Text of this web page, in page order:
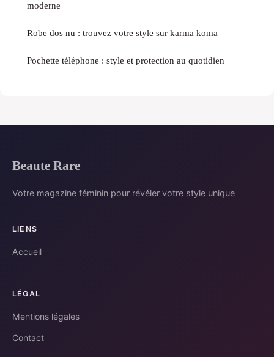
moderne
Robe dos nu : trouvez votre style sur karma koma
Pochette téléphone : style et protection au quotidien
Beaute Rare
Votre magazine féminin pour révéler votre style unique
LIENS
Accueil
LÉGAL
Mentions légales
Contact